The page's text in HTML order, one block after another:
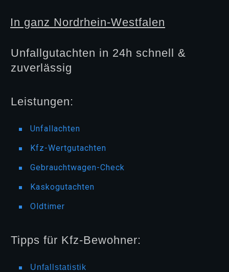
In ganz Nordrhein-Westfalen
Unfallgutachten in 24h schnell &
zuverlässig
Leistungen:
Unfallachten
Kfz-Wertgutachten
Gebrauchtwagen-Check
Kaskogutachten
Oldtimer
Tipps für Kfz-Bewohner:
Unfallstatistik